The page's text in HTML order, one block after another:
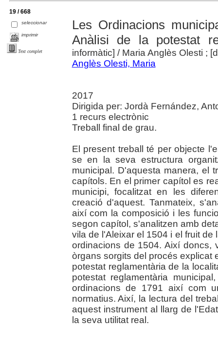
19 / 668
seleccionar
imprimir
Text complet
Les Ordinacions
Anàlisi de la potestat
informàtic] / Maria Anglès Olesti ;
Anglès Olesti, Maria
2017
Dirigida per: Jordà Fernández,
1 recurs electrònic
Treball final de grau.
El present treball té per objecte
se en la seva estructura
municipal. D'aquesta manera, el
capítols. En el primer capítol es
municipi, focalitzat en les
creació d'aquest. Tanmateix,
així com la composició i les
segon capítol, s'analitzen amb
vila de l'Aleixar el 1504 i el fruit
ordinacions de 1504. Així doncs,
òrgans sorgits del procés explicat
potestat reglamentària de la
potestat reglamentària
ordinacions de 1791 així com
normatius. Així, la lectura del
aquest instrument al llarg de
la seva utilitat real.